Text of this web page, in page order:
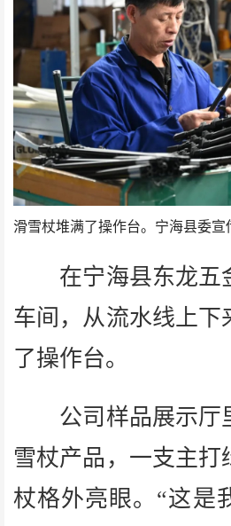
滑雪杖堆满了操作台。宁海县委宣
在宁海县东龙五
车间，从流水线上下
了操作台。
公司样品展示厅
雪杖产品，一支主打
杖格外亮眼。“这是